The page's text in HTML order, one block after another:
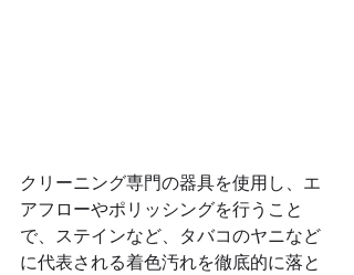
クリーニング専門の器具を使用し、エ
アフローやポリッシングを行うこと
で、ステインなど、タバコのヤニなど
に代表される着色汚れを徹底的に落と